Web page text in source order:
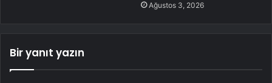
Ağustos 3, 2026
Bir yanıt yazın